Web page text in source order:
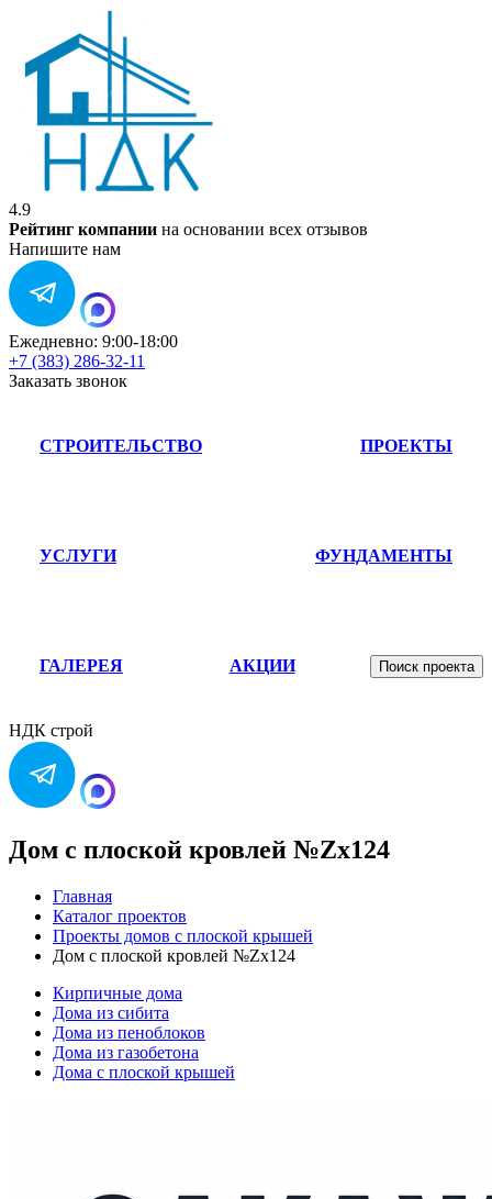
4.9
Рейтинг компании на основании всех отзывов
Напишите нам
Ежедневно: 9:00-18:00
+7 (383) 286-32-11
Заказать звонок
СТРОИТЕЛЬСТВО ПРОЕКТЫ
УСЛУГИ ФУНДАМЕНТЫ
ГАЛЕРЕЯ АКЦИИ Поиск проекта
НДК строй
Дом с плоской кровлей №Zx124
Главная
Каталог проектов
Проекты домов с плоской крышей
Дом с плоской кровлей №Zx124
Кирпичные дома
Дома из сибита
Дома из пеноблоков
Дома из газобетона
Дома с плоской крышей